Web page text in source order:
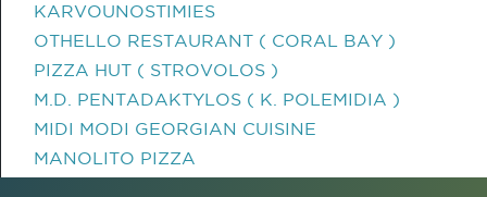
KARVOUNOSTIMIES
OTHELLO RESTAURANT ( CORAL BAY )
PIZZA HUT ( STROVOLOS )
M.D. PENTADAKTYLOS ( K. POLEMIDIA )
MIDI MODI GEORGIAN CUISINE
MANOLITO PIZZA